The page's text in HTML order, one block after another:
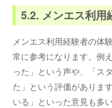
5.2. メンエス利用
メンエス利用経験者の体
常に参考になります。例
った」という声や、「ス
た」という評価がありま
いる」といった意見も多